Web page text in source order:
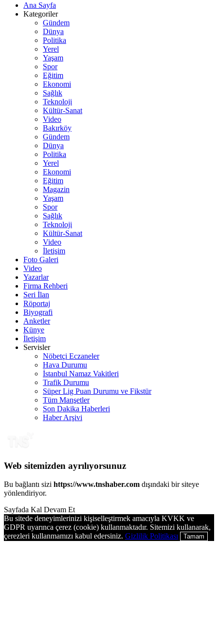
Ana Sayfa
Kategoriler
Gündem
Dünya
Politika
Yerel
Yaşam
Spor
Eğitim
Ekonomi
Sağlık
Teknoloji
Kültür-Sanat
Video
Bakırköy
Gündem
Dünya
Politika
Yerel
Ekonomi
Eğitim
Magazin
Yaşam
Spor
Sağlık
Teknoloji
Kültür-Sanat
Video
İletişim
Foto Galeri
Video
Yazarlar
Firma Rehberi
Seri İlan
Röportaj
Biyografi
Anketler
Künye
İletişim
Servisler
Nöbetçi Eczaneler
Hava Durumu
İstanbul Namaz Vakitleri
Trafik Durumu
Süper Lig Puan Durumu ve Fikstür
Tüm Manşetler
Son Dakika Haberleri
Haber Arşivi
Web sitemizden ayrılıyorsunuz
Bu bağlantı sizi https://www.tnshaber.com dışındaki bir siteye
yönlendiriyor.
Sayfada Kal Devam Et
Bu sitede deneyimlerinizi kişiselleştirmek amacıyla KVKK ve
GDPR uyarınca çerez (cookie) kullanmaktadır. Sitemizi kullanarak,
çerezleri kullanmamızı kabul edersiniz. Gizlilik Politikası Tamam